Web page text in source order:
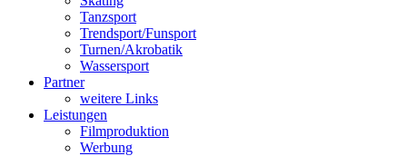
Tanzsport
Trendsport/Funsport
Turnen/Akrobatik
Wassersport
Partner
weitere Links
Leistungen
Filmproduktion
Werbung